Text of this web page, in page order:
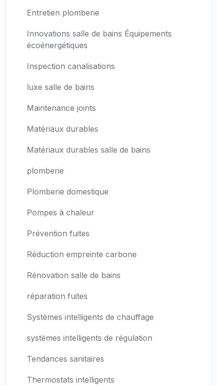
Entretien plomberie
Innovations salle de bains Équipements
écoénergétiques
Inspection canalisations
luxe salle de bains
Maintenance joints
Matériaux durables
Matériaux durables salle de bains
plomberie
Plomberie domestique
Pompes à chaleur
Prévention fuites
Réduction empreinte carbone
Rénovation salle de bains
réparation fuites
Systèmes intelligents de chauffage
systèmes intelligents de régulation
Tendances sanitaires
Thermostats intelligents